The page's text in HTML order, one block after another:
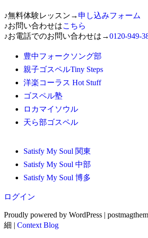
ナ
ビ
ゲ
ー
シ
ョ
♪無料体験レッスン→ 申し込みフォーム
♪お問い合わせはこちら
♪お電話でのお問い合わせは→0120-949-
豊中フォークソング部
親子ゴスペルTiny Steps
洋楽コーラス Hot Stuff
ゴスペル塾
ロカマイソウル
天ら部ゴスペル
Satisfy My Soul 関東
Satisfy My Soul 中部
Satisfy My Soul 博多
ログイン
Proudly powered by WordPress |
細 | Context Blog